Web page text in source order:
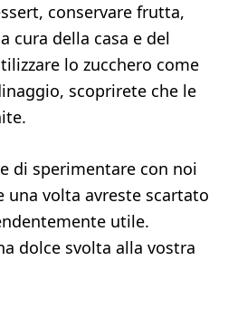
conservare frutta,
cura della casa e del
lo zucchero come
scoprirete che le
di sperimentare con noi
una volta avreste scartato
utile.
dolce svolta alla vostra